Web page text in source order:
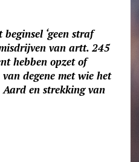
‘geen straf
van artt. 245
hebben opzet of
degene met wie het
en strekking van